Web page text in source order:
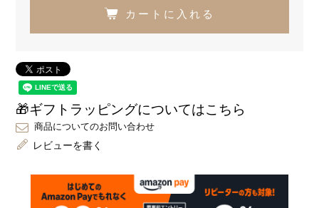
カートに入れる
🎁ギフトラッピングについてはこちら
商品についてのお問い合わせ
レビューを書く